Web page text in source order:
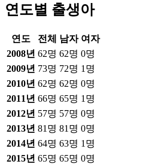
연도별 출생아
연도 전체 남자 여자
2008년 62명 62명 0명
2009년 73명 72명 1 명
2010년 62명 62명 0명
2011 년 66명 65명 1 명
2012년 57명 57명 0명
2013년 81 명 81 명 0명
2014년 64명 63명 1 명
2015년 65명 65명 0명